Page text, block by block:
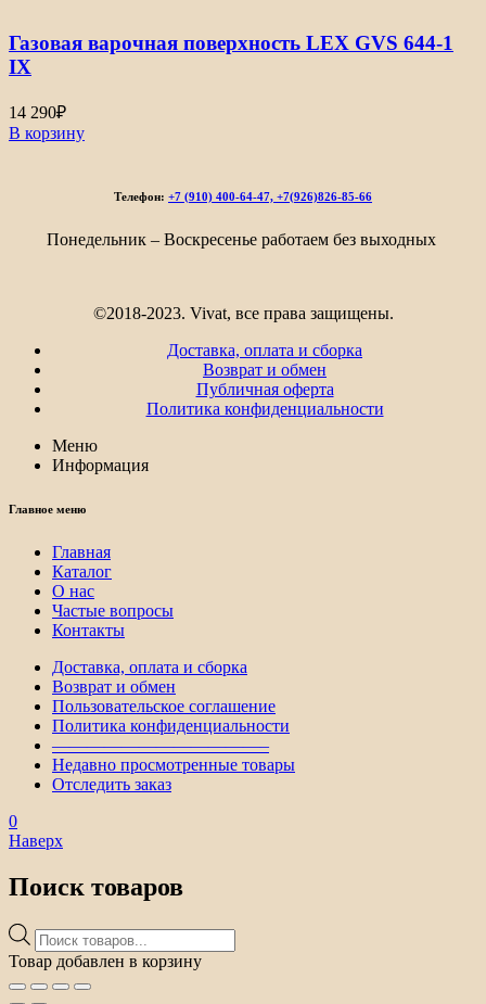
Газовая варочная поверхность LEX GVS 644-1
IX
14 290₽
В корзину
Телефон: +7 (910) 400-64-47, +7(926)826-85-66
Понедельник – Воскресенье работаем без выходных
©2018-2023. Vivat, все права защищены.
Доставка, оплата и сборка
Возврат и обмен
Публичная оферта
Политика конфиденциальности
Меню
Информация
Главное меню
Главная
Каталог
О нас
Частые вопросы
Контакты
Доставка, оплата и сборка
Возврат и обмен
Пользовательское соглашение
Политика конфиденциальности
————————————–
Недавно просмотренные товары
Отследить заказ
0
Наверх
Поиск товаров
Поиск
товаров
Товар добавлен в корзину